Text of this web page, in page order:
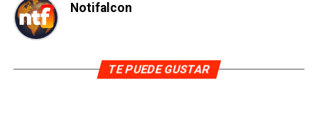
Notifalcon
TE PUEDE GUSTAR